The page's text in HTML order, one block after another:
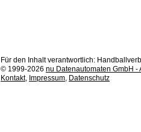
Für den Inhalt verantwortlich:
© 1999-2026 nu Datenautomaten GmbH
Kontakt, Impressum, Datenschutz